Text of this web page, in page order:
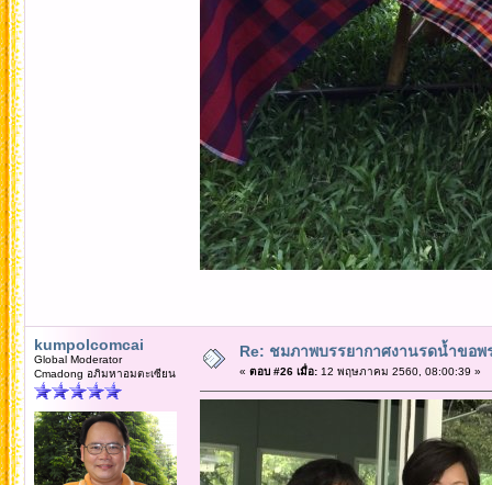
kumpolcomcai
Global Moderator
Cmadong อภิมหาอมตะเซียน
Re: ชมภาพบรรยากาศงานรดน้ำขอ
« ตอบ #26 เมื่อ:12 พฤษภาคม 2560, 08:00:39 »